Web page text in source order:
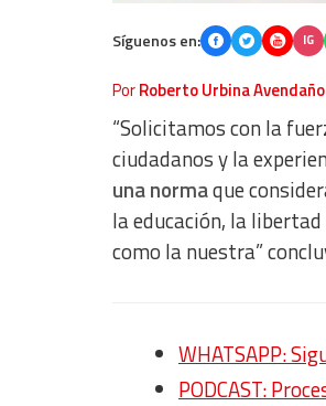
Síguenos en: IG
PorRoberto Urbina Avendaño
“Solicitamos con la
ciudadanos y la
una normaque
la educación, la
como la nuestra”
WHATSAPP:
PODCAST: